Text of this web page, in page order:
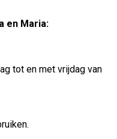
en Maria:
tot en met vrijdag van